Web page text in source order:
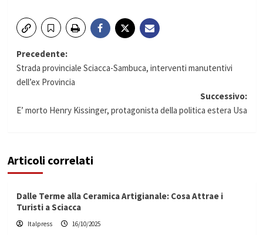
Navigazione
articolo
Precedente:
Strada provinciale Sciacca-Sambuca, interventi manutentivi
dell’ex Provincia
Successivo:
E’ morto Henry Kissinger, protagonista della politica estera Usa
Articoli correlati
Dalle Terme alla Ceramica Artigianale: Cosa Attrae i
Turisti a Sciacca
Italpress 16/10/2025